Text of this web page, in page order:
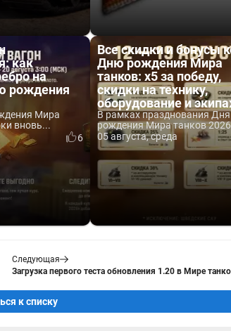
как
на
рождения
Мира
вновь...
6
Все скидки и бонусы
Дню рождения Мира
танков: x5 за победу,
скидки на технику,
оборудование и
В рамках празднования Дня
рождения Мира танков
05 августа, среда
Следующая
Загрузка первого теста обновления 1.20 в Мире
к списку